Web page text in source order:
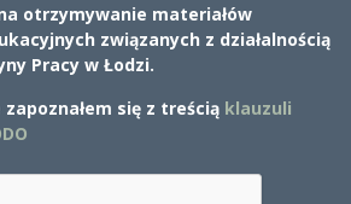
otrzymywanie materiałów
związanych z działalnością
Pracy w Łodzi.
się z treścią klauzuli